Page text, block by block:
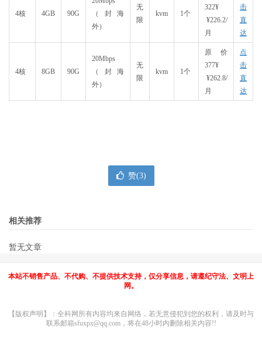
4核 4GB 90G
（封海
外）
无
限
kvm 1个
322¥
¥226.2/
月
击
直
达
4核 8GB 90G
20Mbps
（封海
外）
无
限
kvm 1个
原价
377¥
¥262.8/
月
点
击
直
达
赞(3)
相关推荐
暂无文章
本站不销售产品、不代购、不提供技术支持，仅分享信息，请遵纪守法、文明上
网。
【版权声明】：全科网所有内容均来自网络，若无意侵犯到您的权利，请及时与
联系邮箱sfuxpx@qq.com，将在48小时内删除相关内容!!